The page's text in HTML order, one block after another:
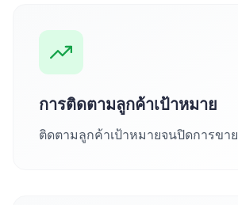
การติดตามลูกค้าเป้าหมาย
ติดตามลูกค้าเป้าหมายจนปิดการขาย